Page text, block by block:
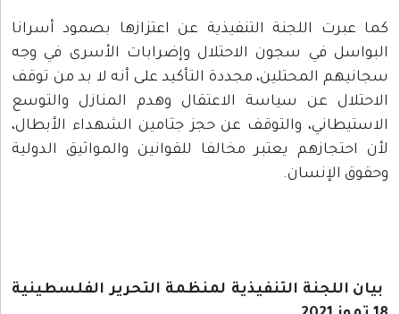
كما عبرت اللجنة التنفيذية عن اعتزازها بصمود أسرانا
البواسل في سجون الاحتلال وإضرابات الأسرى في وجه
سجانيهم المحتلين، مجددة التأكيد على أنه لا بد من توقف
الاحتلال عن سياسة الاعتقال وهدم المنازل والتوسع
الاستيطاني، والتوقف عن حجز جثامين الشهداء الأبطال،
لأن احتجازهم يعتبر مخالفا للقوانين والمواثيق الدولية
وحقوق الإنسان.
بيان اللجنة التنفيذية لمنظمة التحرير الفلسطينية